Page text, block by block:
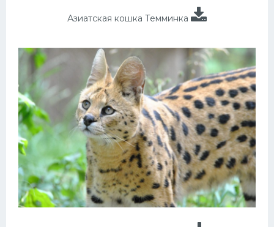
Азиатская кошка Темминка